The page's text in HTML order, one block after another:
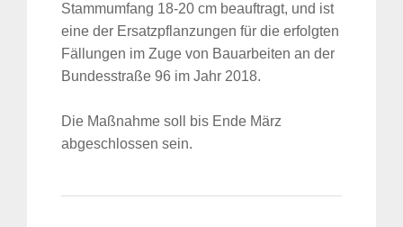
Stammumfang 18-20 cm beauftragt, und ist
eine der Ersatzpflanzungen für die erfolgten
Fällungen im Zuge von Bauarbeiten an der
Bundesstraße 96 im Jahr 2018.
Die Maßnahme soll bis Ende März
abgeschlossen sein.